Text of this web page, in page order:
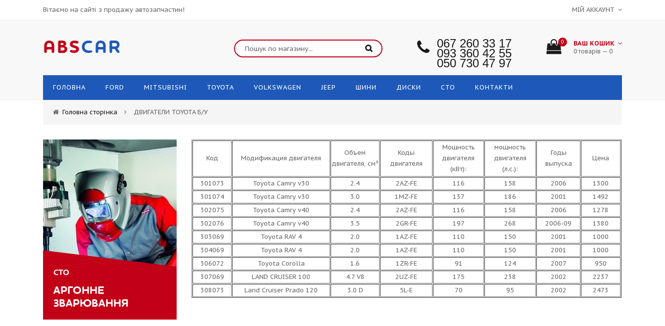
Вітаємо на сайті з продажу автозапчастин! МІЙ АККАУНТ
ABSCAR 067 260 33 17
093 360 42 55
050 730 47 97
0 ВАШ КОШИК
0 товарів — 0
ГОЛОВНА FORD MITSUBISHI TOYOTA VOLKSWAGEN JEEP ШИНИ ДИСКИ СТО КОНТАКТИ
Головна сторінка ДВИГАТЕЛИ TOYOTA Б/У
Код Модификация двигателя
Объем
двигателя, см³
Коды
двигателя
Мощность
двигателя
(кВт):
мощность
двигателя
(л.с.):
Годы
выпуска
Цена
301073 Toyota Camry v30 2.4 2AZ-FE 116 158 2006
1300
301074
Toyota Camry v30 3.0 1MZ-FE 137 186 2001
1492
302075
Toyota Camry v40 2.4 2AZ-FE 116 158 2006
1278
302076
Toyota Camry v40 3.5 2GR-FE 197 268 2006-09
1380
303069
Toyota RAV 4 2.0 1AZ-FE 110 150 2001
1000
304069
Toyota RAV 4 2.0 1AZ-FE 110 150 2001
1000
306072
Toyota Corolla 1.6 1ZR-FE 91 124 2007
950
307069
LAND CRUISER 100 4.7 V8 2UZ-FE 175 238 2002
2237
308073
Land Cruiser Prado 120 3.0 D 5L-E 70 95 2002 2473
СТО
АРГОННЕ
ЗВАРЮВАННЯ